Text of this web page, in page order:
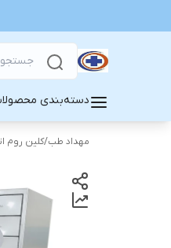
دسته‌بندی
مهداد طب/کلین روم